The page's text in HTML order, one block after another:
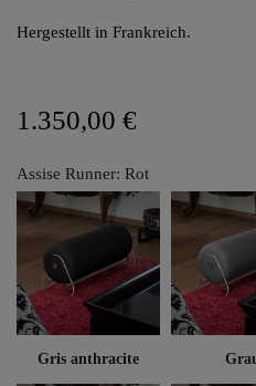
Hergestellt in Frankreich.
1.350,00 €
Assise Runner: Rot
Gris anthracite